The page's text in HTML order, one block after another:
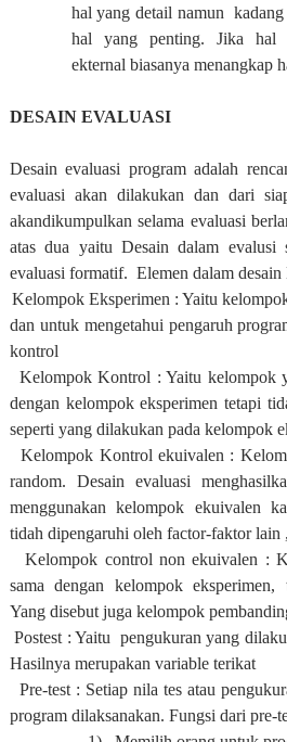
hal yang detail namun
hal yang penting. Jika hal
ekternal biasanya menangkap
DESAIN EVALUASI
Desain evaluasi program adalah
evaluasi akan dilakukan dan dari
akandikumpulkan selama evaluasi
atas dua yaitu Desain dalam evalusi
evaluasi formatif. Elemen dalam desain
Kelompok Eksperimen : Yaitu
dan untuk mengetahui pengaruh
kontrol
Kelompok Kontrol : Yaitu kelompok
dengan kelompok eksperimen tetapi
seperti yang dilakukan pada kelompok
Kelompok Kontrol ekuivalen :
random. Desain evaluasi
menggunakan kelompok ekuivalen
tidah dipengaruhi oleh factor-faktor lain
Kelompok control non ekuivalen :
sama dengan kelompok eksperimen,
Yang disebut juga kelompok
Postest : Yaitu pengukuran yang
Hasilnya merupakan variable terikat
Pre-test : Setiap nila tes atau
program dilaksanakan. Fungsi dari pre-